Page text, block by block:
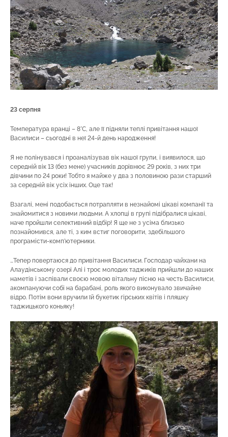
23 серпня
Температура вранці – 8°C, але її підняли теплі привітання нашої
Василиси – сьогодні в неї 24-й день народження!
Я не полінувався і проаналізував вік нашої групи, і виявилося, що
середній вік 13 (без мене) учасників дорівнює 29 років, з них три
дівчини по 24 роки! Тобто я майже у два з половиною рази старший
за середній вік усіх інших. Оце так!
Взагалі, мені подобається потрапляти в незнайомі цікаві компанії та
знайомитися з новими людьми. А хлопці в групі підібралися цікаві,
наче пройшли селективний відбір! Я ще не з усіма близько
познайомився, але ті, з ким встиг поговорити, здебільшого
програмісти-комп’ютерники.
…Тепер повертаюся до привітання Василиси. Господар чайхани на
Алаудінському озері Алі і троє молодих таджиків прийшли до наших
наметів і заспівали своєю мовою вітальну пісню на честь Василиси,
акомпануючи собі на барабані, роль якого виконувало звичайне
відро. Потім вони вручили їй букетик гірських квітів і пляшку
таджицького коньяку!